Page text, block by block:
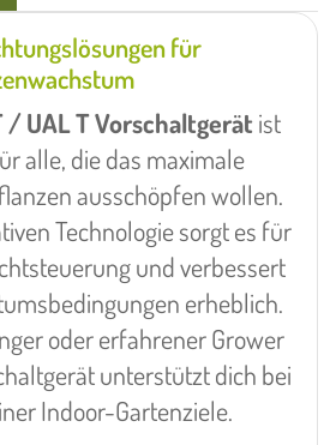
für
/ UAL T Vorschaltgerät ist
alle, die das maximale
ausschöpfen wollen.
Technologie sorgt es für
und verbessert
erheblich.
oder erfahrener Grower
unterstützt dich bei
Indoor-Gartenziele.